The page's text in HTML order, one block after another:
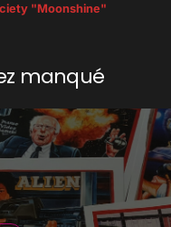
"Moonshine"
manqué